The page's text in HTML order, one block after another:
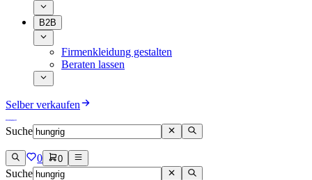
B2B
Firmenkleidung gestalten
Beraten lassen
Selber verkaufen
Suche
0 0
Suche